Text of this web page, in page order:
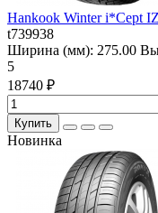
Hankook Winter i*Cept
t739938
Ширина (мм): 275.00
5
18740 ₽
Купить
Новинка